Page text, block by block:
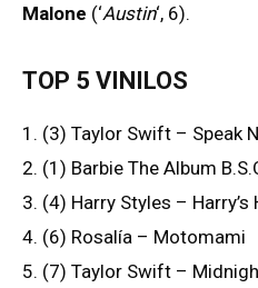
Malone (‘Austin‘, 6).
TOP 5 VINILOS
1. (3) Taylor Swift – Speak
2. (1) Barbie The Album
3. (4) Harry Styles – Harry’s
4. (6) Rosalía – Motomami
5. (7) Taylor Swift –